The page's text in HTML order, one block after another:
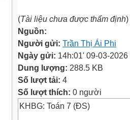
(Tài liệu chưa được thẩm định)
Nguồn:
Người gửi: Trần Thị Ái Phi
Ngày gửi: 14h:01' 09-03-2026
Dung lượng: 288.5 KB
Số lượt tải: 4
Số lượt thích: 0 người
KHBG: Toán 7 (ĐS)